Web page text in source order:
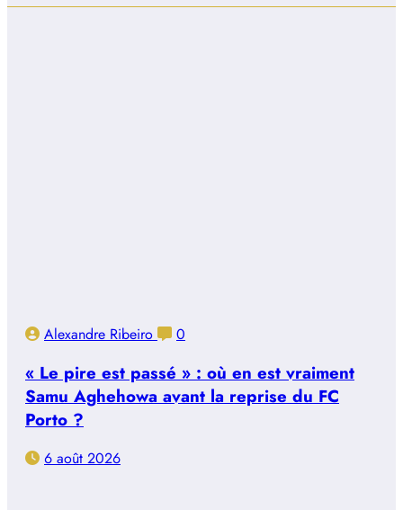
Alexandre Ribeiro 0
« Le pire est passé » : où en est vraiment
Samu Aghehowa avant la reprise du FC
Porto ?
6 août 2026